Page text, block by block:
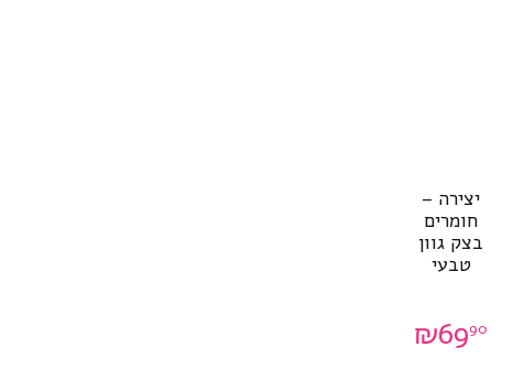
יצירה –
חומרים
בצק גוון
טבעי
₪6990